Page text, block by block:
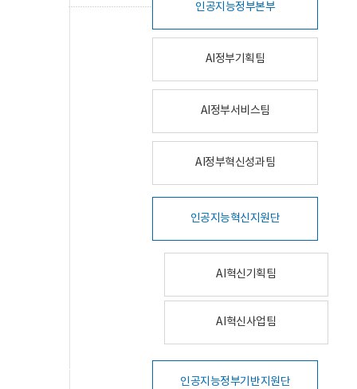
인공지능정부본부
AI정부기획팀
AI정부서비스팀
AI정부혁신성과팀
인공지능혁신지원단
AI혁신기획팀
AI혁신사업팀
인공지능정부기반지원단